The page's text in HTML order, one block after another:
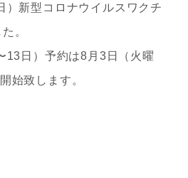
）新型コロナウイルスワクチ
。
13日）予約は8月3日（火曜
始致します。